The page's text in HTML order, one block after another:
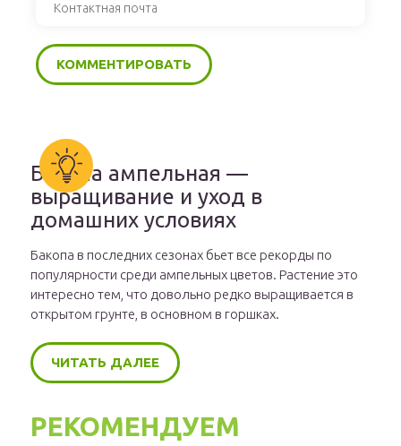
Бакопа ампельная —
выращивание и уход в
домашних условиях
Бакопа в последних сезонах бьет все рекорды по
популярности среди ампельных цветов. Растение это
интересно тем, что довольно редко выращивается в
открытом грунте, в основном в горшках.
ЧИТАТЬ ДАЛЕЕ
РЕКОМЕНДУЕМ